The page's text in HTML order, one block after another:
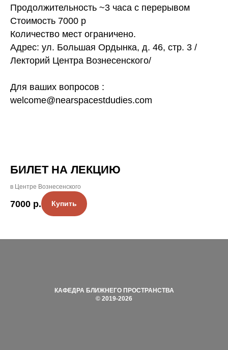
Продолжительность ~3 часа с перерывом
Стоимость 7000 р
Количество мест ограничено.
Адрес: ул. Большая Ордынка, д. 46, стр. 3 /
Лекторий Центра Вознесенского/
Для ваших вопросов :
welcome@nearspacestdudies.com
БИЛЕТ НА ЛЕКЦИЮ
в Центре Вознесенского
7000 р. Купить
КАФЕДРА БЛИЖНЕГО ПРОСТРАНСТВА
© 2019-2026